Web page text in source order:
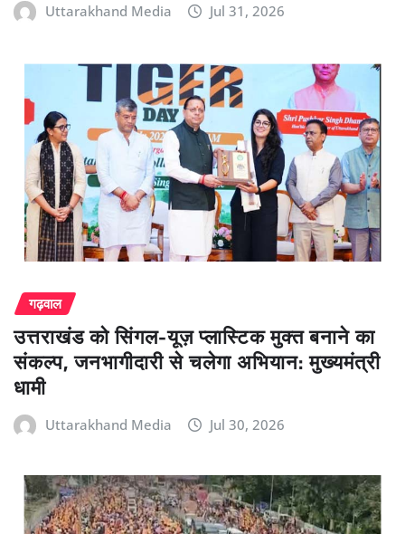
Uttarakhand Media Jul 31, 2026
गढ़वाल
उत्तराखंड को सिंगल-यूज़ प्लास्टिक मुक्त बनाने का
संकल्प, जनभागीदारी से चलेगा अभियान: मुख्यमंत्री
धामी
Uttarakhand Media Jul 30, 2026